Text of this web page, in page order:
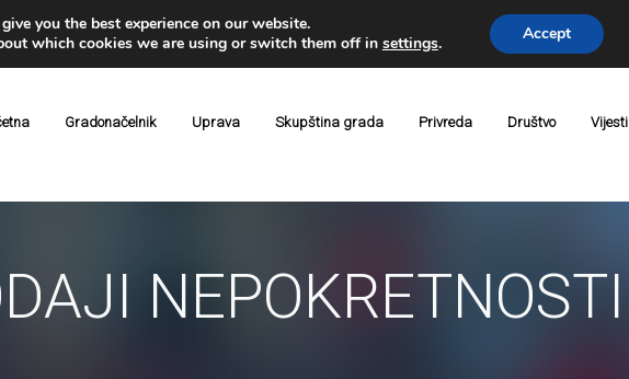
Gradonačelnik Uprava Skupština grada Privreda Društvo Vijesti
NEPOKRETNOSTI
you the best experience on our website.
which cookies we are using or switch them off in settings. Accept